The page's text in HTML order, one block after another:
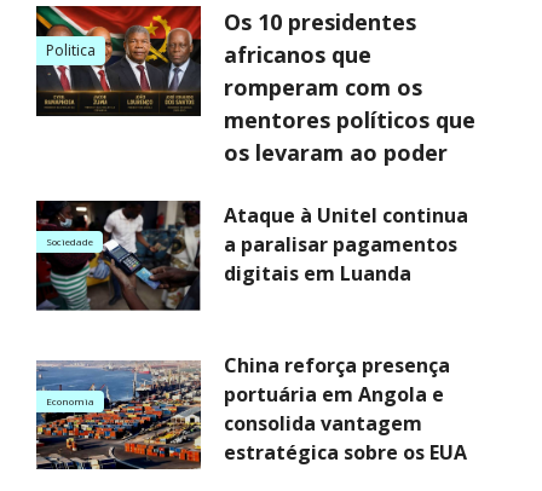
Politica
Os 10 presidentes
africanos que
romperam com os
mentores políticos que
os levaram ao poder
Sociedade
Ataque à Unitel continua
a paralisar pagamentos
digitais em Luanda
Economia
China reforça presença
portuária em Angola e
consolida vantagem
estratégica sobre os EUA